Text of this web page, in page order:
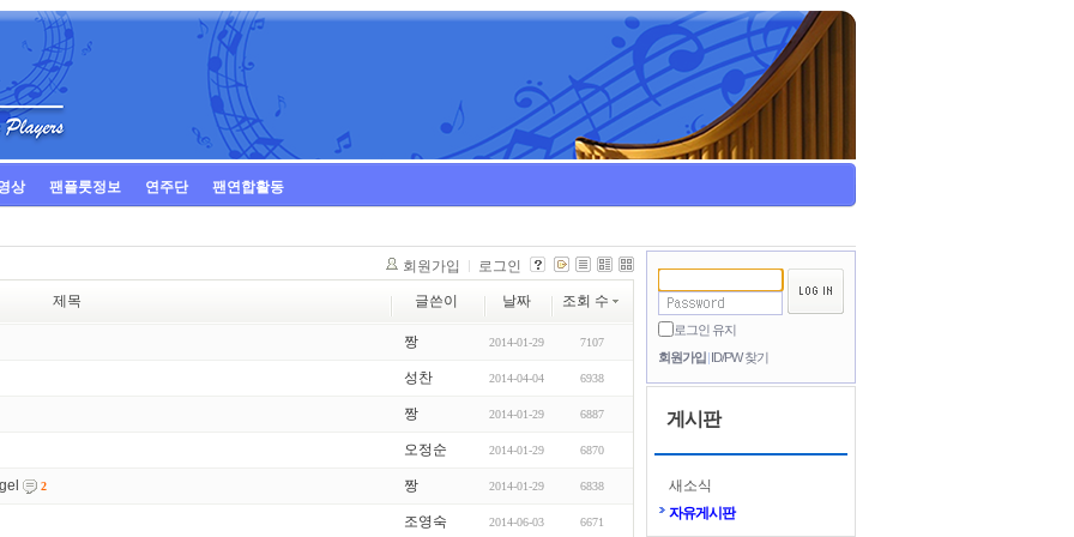
상 팬플룻정보 연주단 팬연합활동
로그인 유지
회원가입 ID/PW 찾기
게시판
새소식
자유게시판
회원가입 로그인
제목 글쓴이 날짜 조회 수
짱 2014-01-29 7107
성찬 2014-04-04 6938
짱 2014-01-29 6887
오정순 2014-01-29 6870
2 짱 2014-01-29 6838
조영숙 2014-06-03 6671